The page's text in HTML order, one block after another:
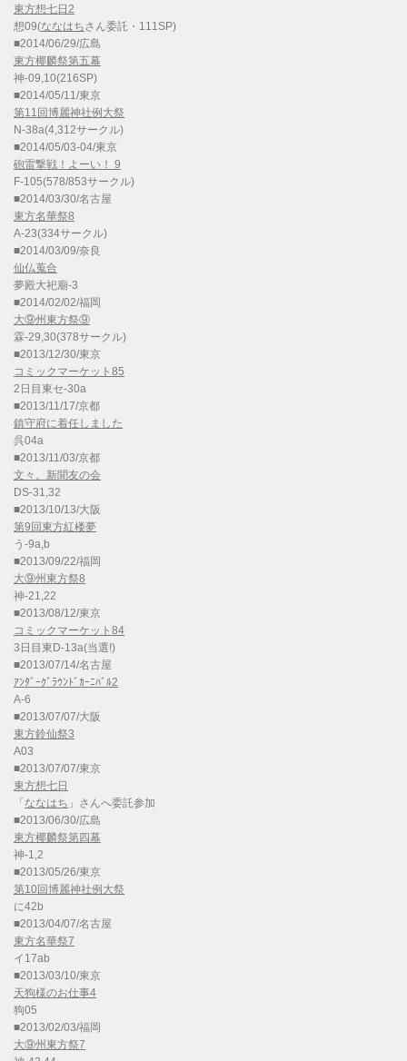
東方想七日2
想09(ななはちさん委託・111SP)
■2014/06/29/広島
東方椰麟祭第五幕
神-09,10(216SP)
■2014/05/11/東京
第11回博麗神社例大祭
N-38a(4,312サークル)
■2014/05/03-04/東京
砲雷撃戦！よーい！ 9
F-105(578/853サークル)
■2014/03/30/名古屋
東方名華祭8
A-23(334サークル)
■2014/03/09/奈良
仙仏蒐合
夢殿大祀廟-3
■2014/02/02/福岡
大⑨州東方祭⑨
霖-29,30(378サークル)
■2013/12/30/東京
コミックマーケット85
2日目東セ-30a
■2013/11/17/京都
鎮守府に着任しました
呉04a
■2013/11/03/京都
文々。新聞友の会
DS-31,32
■2013/10/13/大阪
第9回東方紅楼夢
う-9a,b
■2013/09/22/福岡
大⑨州東方祭8
神-21,22
■2013/08/12/東京
コミックマーケット84
3日目東D-13a(当選!)
■2013/07/14/名古屋
ｱﾝﾀﾞｰｸﾞﾗｳﾝﾄﾞｶｰﾆﾊﾞﾙ2
A-6
■2013/07/07/大阪
東方鈴仙祭3
A03
■2013/07/07/東京
東方想七日
「 ななはち 」さんへ委託参加
■2013/06/30/広島
東方椰麟祭第四幕
神-1,2
■2013/05/26/東京
第10回博麗神社例大祭
に42b
■2013/04/07/名古屋
東方名華祭7
イ17ab
■2013/03/10/東京
天狗様のお仕事4
狗05
■2013/02/03/福岡
大⑨州東方祭7